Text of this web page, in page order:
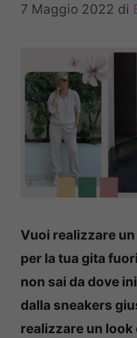
7 Maggio 2022 di
Vuoi realizzare
per la tua gita
non sai da dove
dalla sneakers
realizzare un look